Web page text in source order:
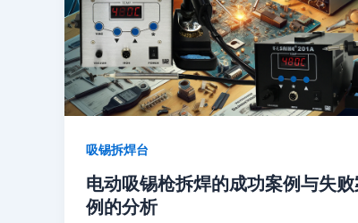
吸锡拆焊台
电动吸锡枪拆焊的成功案例与失
例的分析